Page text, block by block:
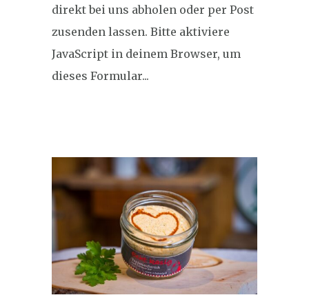
direkt bei uns abholen oder per Post
zusenden lassen. Bitte aktiviere
JavaScript in deinem Browser, um
dieses Formular...